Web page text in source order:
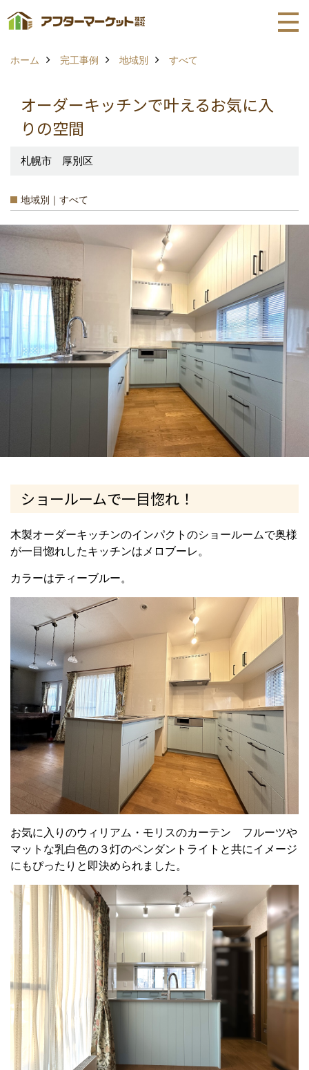
ホーム 完工事例 地域別 すべて
オーダーキッチンで叶えるお気に入
りの空間
札幌市 厚別区
地域別｜すべて
ショールームで一目惚れ！
木製オーダーキッチンのインパクトのショールームで奥様
が一目惚れしたキッチンはメロブーレ。
カラーはティーブルー。
お気に入りのウィリアム・モリスのカーテン フルーツや
マットな乳白色の３灯のペンダントライトと共にイメージ
にもぴったりと即決められました。